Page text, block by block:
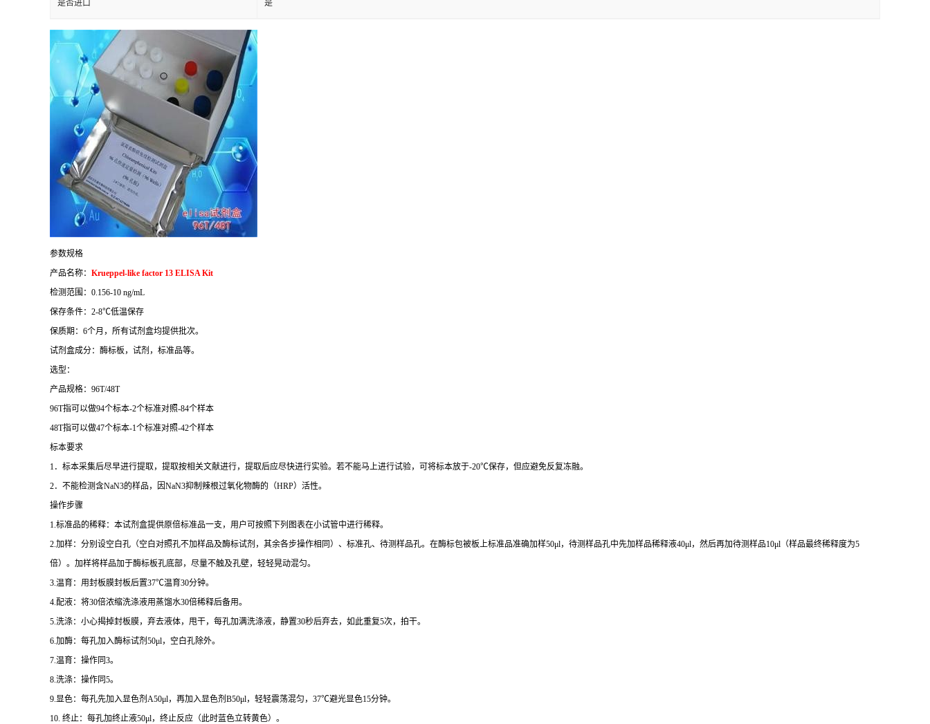
是否进口 是
参数规格
产品名称： Krueppel-like factor 13 ELISA Kit
检测范围： 0.156-10 ng/mL
保存条件： 2-8℃低温保存
保质期： 6个月，所有试剂盒均提供批次。
试剂盒成分：酶标板，试剂，标准品等。
选型：
产品规格： 96T/48T
96T指可以做94个标本-2个标准对照-84个样本
48T指可以做47个标本-1个标准对照-42个样本
标本要求
1 ．标本采集后尽早进行提取，提取按相关文献进行，提取后应尽快进行实验。若不能马上进行试验，可将标本放于-20℃保存，但应避免反复冻融。
2．不能检测含NaN3的样品，因NaN3抑制辣根过氧化物酶的（HRP）活性。
操作步骤
1. 标准品的稀释：本试剂盒提供原倍标准品一支，用户可按照下列图表在小试管中进行稀释。
2. 加样：分别设空白孔（空白对照孔不加样品及酶标试剂，其余各步操作相同）、标准孔、待测样品孔。在酶标包被板上标准品准确加样50μl，待测样品孔中先加样品稀释液40μl，然后再加待测样品10μl （样品最终稀释度为5
倍）。加样将样品加于酶标板孔底部，尽量不触及孔壁，轻轻晃动混匀。
3. 温育：用封板膜封板后置37℃温育30分钟。
4. 配液：将30倍浓缩洗涤液用蒸馏水30倍稀释后备用。
5. 洗涤：小心揭掉封板膜，弃去液体，甩干，每孔加满洗涤液，静置30秒后弃去，如此重复5次，拍干。
6. 加酶：每孔加入酶标试剂 50μl，空白孔除外。
7. 温育：操作同3。
8. 洗涤：操作同5。
9. 显色：每孔先加入显色剂 A50μl，再加入显色剂 B50μl，轻轻震荡混匀， 37℃避光显色15分钟。
10. 终止：每孔加终止液50μl，终止反应（此时蓝色立转黄色）。